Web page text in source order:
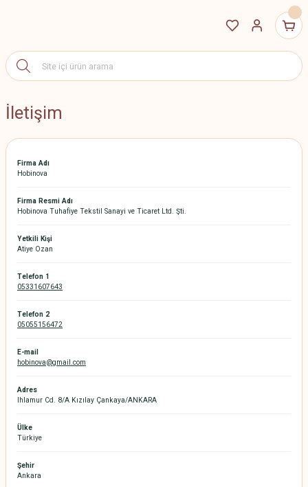
İletişim
Firma Adı
Hobinova
Firma Resmi Adı
Hobinova Tuhafiye Tekstil Sanayi ve Ticaret Ltd. Şti.
Yetkili Kişi
Atiye Ozan
Telefon 1
05331607643
Telefon 2
05055156472
E-mail
hobinova@gmail.com
Adres
Ihlamur Cd. 8/A Kızılay Çankaya/ANKARA
Ülke
Türkiye
Şehir
Ankara